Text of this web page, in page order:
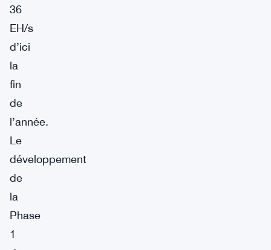
36
EH/s
d’ici
la
fin
de
l’année.
Le
développement
de
la
Phase
1